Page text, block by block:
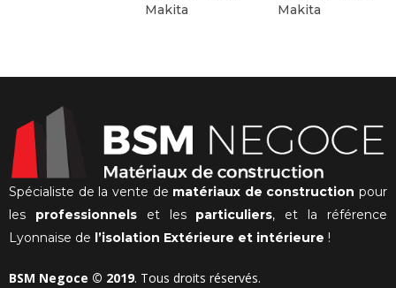
Makita
Makita
Spécialiste de la vente de matériaux de construction pour
les professionnelset les particuliers, et la référence
Lyonnaise de l’isolation Extérieure et intérieure !
BSM Negoce © 2019. Tous droits réservés.